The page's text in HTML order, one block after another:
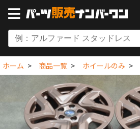
ホーム 商品一覧 ホイールのみ